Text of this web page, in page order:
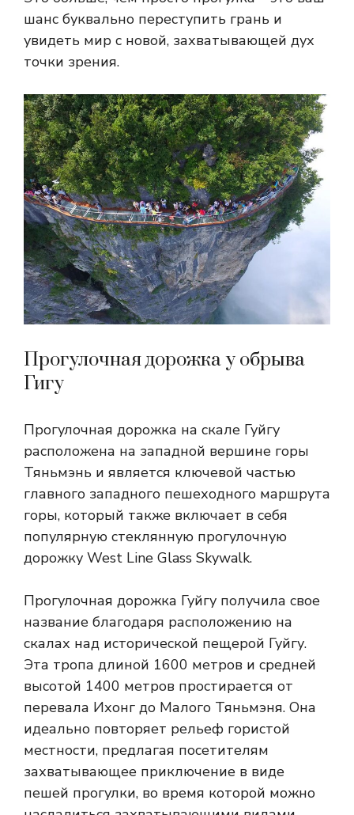
шанс буквально переступить грань и
увидеть мир с новой, захватывающей дух
точки зрения.
Прогулочная дорожка у обрыва
Гигу
Прогулочная дорожка на скале Гуйгу
расположена на западной вершине горы
Тяньмэнь и является ключевой частью
главного западного пешеходного маршрута
горы, который также включает в себя
популярную стеклянную прогулочную
дорожку West Line Glass Skywalk.
Прогулочная дорожка Гуйгу получила свое
название благодаря расположению на
скалах над исторической пещерой Гуйгу.
Эта тропа длиной 1600 метров и средней
высотой 1400 метров простирается от
перевала Ихонг до Малого Тяньмэня. Она
идеально повторяет рельеф гористой
местности, предлагая посетителям
захватывающее приключение в виде
пешей прогулки, во время которой можно